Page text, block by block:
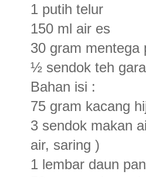
1 putih telur
150 ml air es
30 gram mentega
½ sendok teh
Bahan isi :
75 gram kacang
3 sendok makan
air, saring )
1 lembar daun